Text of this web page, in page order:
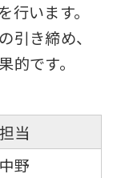
います。
引き締め、
的です。
担当
中野